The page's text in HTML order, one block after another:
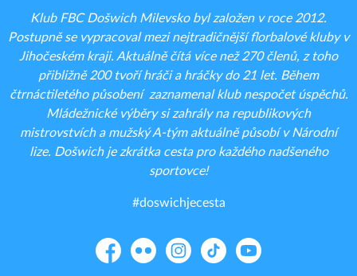
Klub FBC Došwich Milevsko byl založen v roce 2012.
Postupně se vypracoval mezi nejtradičnější florbalové kluby v
Jihočeském kraji. Aktuálně čítá více než 270 členů, z toho
přibližně 200 tvoří hráči a hráčky do 21 let. Během
čtrnáctiletého působení zaznamenal klub nespočet úspěchů.
Mládežnické výběry si zahrály na republikových
mistrovstvích a mužský A-tým aktuálně působí v Národní
lize. Došwich je zkrátka cesta pro každého nadšeného
sportovce!
#doswichjecesta
FacebookFlickr Instagram
TikTok YouTube